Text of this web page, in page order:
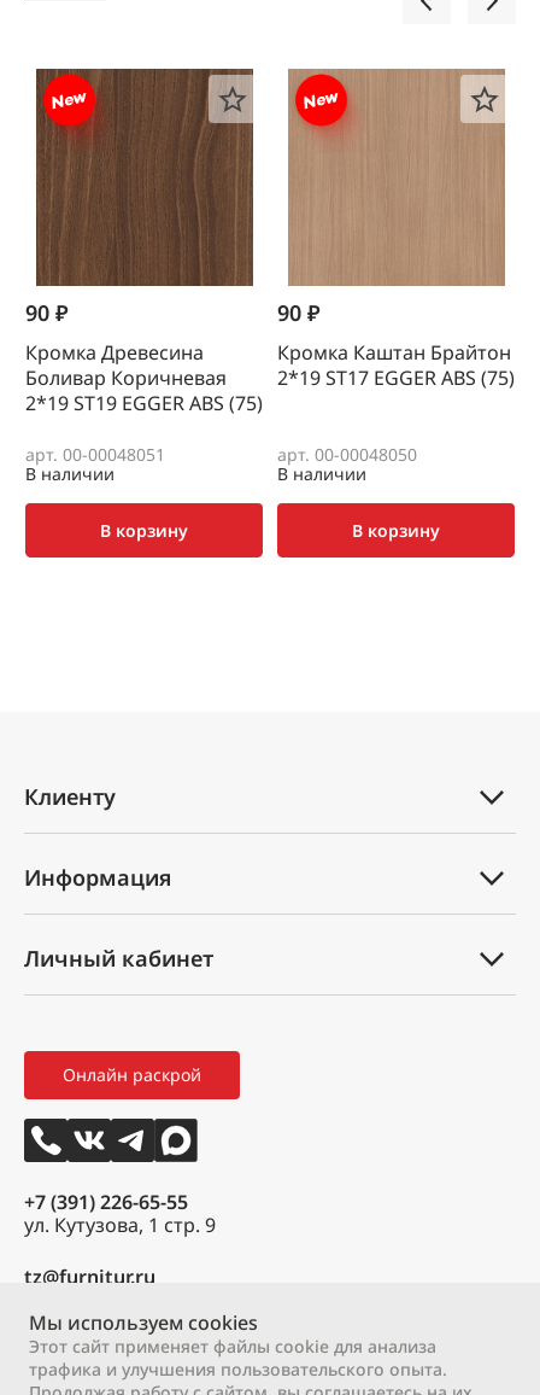
90 ₽
Кромка Древесина
Боливар Коричневая
2*19 SТ19 EGGER ABS (75)
арт. 00-00048051
В наличии
В корзину
90 ₽
Кромка Каштан Брайтон
2*19 SТ17 EGGER ABS (75)
арт. 00-00048050
В наличии
В корзину
Клиенту
Услуги
Партнеры
3D тур
Информация
Оплата и доставка
Как оформить заказ
Вакансии
Контакты
Личный кабинет
Мои заказы
Избранное
Онлайн раскрой
+7 (391) 226-65-55
ул. Кутузова, 1 стр. 9
tz@furnitur.ru
Пн – Пт: 9:00 – 18:00
Сб:
9:00 – 17:00
Вс:
выходной
Мы используем cookies
Этот сайт применяет файлы cookie для анализа
трафика и улучшения пользовательского опыта.